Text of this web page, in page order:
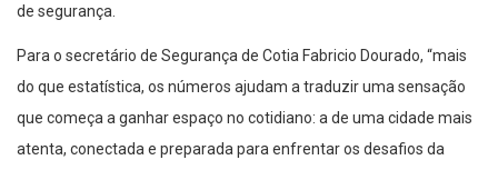
de segurança.
Para o secretário de Segurança de Cotia Fabricio Dourado, “mais
do que estatística, os números ajudam a traduzir uma sensação
que começa a ganhar espaço no cotidiano: a de uma cidade mais
atenta, conectada e preparada para enfrentar os desafios da